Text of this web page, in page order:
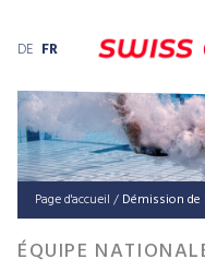
DE FR
Page d'accueil / Démis­si­on de
ÉQUIPE